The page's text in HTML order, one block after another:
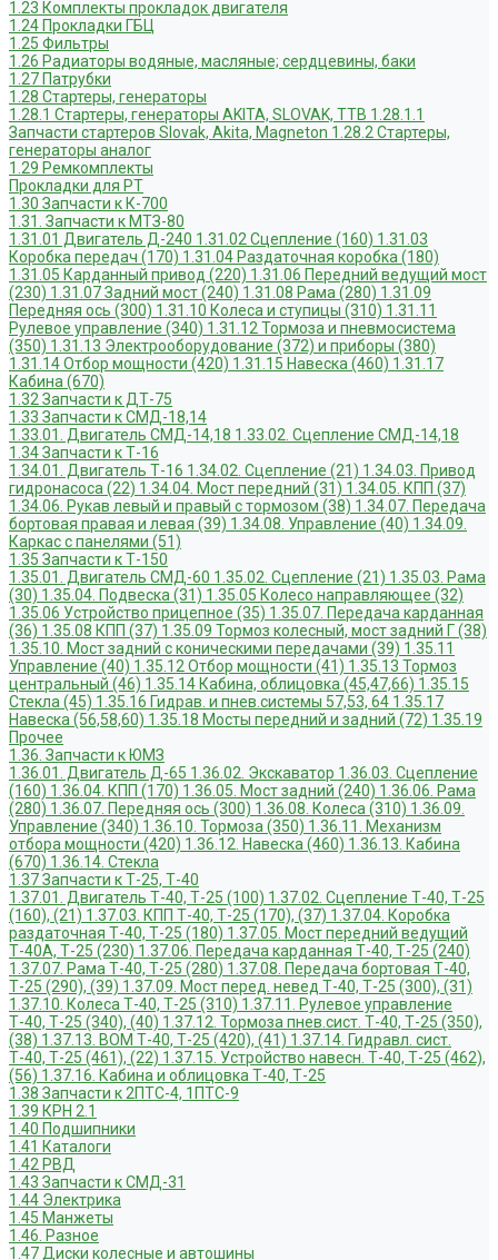
1.23 Комплекты прокладок двигателя
1.24 Прокладки ГБЦ
1.25 Фильтры
1.26 Радиаторы водяные, масляные; сердцевины, баки
1.27 Патрубки
1.28 Стартеры, генераторы
1.28.1 Стартеры, генераторы AKITA, SLOVAK, ТТВ 1.28.1.1
Запчасти стартеров Slovak, Akita, Magneton 1.28.2 Стартеры,
генераторы аналог
1.29 Ремкомплекты
Прокладки для РТ
1.30 Запчасти к К-700
1.31. Запчасти к МТЗ-80
1.31.01 Двигатель Д-240 1.31.02 Сцепление (160) 1.31.03
Коробка передач (170) 1.31.04 Раздаточная коробка (180)
1.31.05 Карданный привод (220) 1.31.06 Передний ведущий мост
(230) 1.31.07 Задний мост (240) 1.31.08 Рама (280) 1.31.09
Передняя ось (300) 1.31.10 Колеса и ступицы (310) 1.31.11
Рулевое управление (340) 1.31.12 Тормоза и пневмосистема
(350) 1.31.13 Электрооборудование (372) и приборы (380)
1.31.14 Отбор мощности (420) 1.31.15 Навеска (460) 1.31.17
Кабина (670)
1.32 Запчасти к ДТ-75
1.33 Запчасти к СМД-18,14
1.33.01. Двигатель СМД-14,18 1.33.02. Сцепление СМД-14,18
1.34 Запчасти к Т-16
1.34.01. Двигатель Т-16 1.34.02. Сцепление (21) 1.34.03. Привод
гидронасоса (22) 1.34.04. Мост передний (31) 1.34.05. КПП (37)
1.34.06. Рукав левый и правый с тормозом (38) 1.34.07. Передача
бортовая правая и левая (39) 1.34.08. Управление (40) 1.34.09.
Каркас с панелями (51)
1.35 Запчасти к Т-150
1.35.01. Двигатель СМД-60 1.35.02. Сцепление (21) 1.35.03. Рама
(30) 1.35.04. Подвеска (31) 1.35.05 Колесо направляющее (32)
1.35.06 Устройство прицепное (35) 1.35.07. Передача карданная
(36) 1.35.08 КПП (37) 1.35.09 Тормоз колесный, мост задний Г (38)
1.35.10. Мост задний с коническими передачами (39) 1.35.11
Управление (40) 1.35.12 Отбор мощности (41) 1.35.13 Тормоз
центральный (46) 1.35.14 Кабина, облицовка (45,47,66) 1.35.15
Стекла (45) 1.35.16 Гидрав. и пнев.системы 57,53, 64 1.35.17
Навеска (56,58,60) 1.35.18 Мосты передний и задний (72) 1.35.19
Прочее
1.36. Запчасти к ЮМЗ
1.36.01. Двигатель Д-65 1.36.02. Экскаватор 1.36.03. Сцепление
(160) 1.36.04. КПП (170) 1.36.05. Мост задний (240) 1.36.06. Рама
(280) 1.36.07. Передняя ось (300) 1.36.08. Колеса (310) 1.36.09.
Управление (340) 1.36.10. Тормоза (350) 1.36.11. Механизм
отбора мощности (420) 1.36.12. Навеска (460) 1.36.13. Кабина
(670) 1.36.14. Стекла
1.37 Запчасти к Т-25, Т-40
1.37.01. Двигатель Т-40, Т-25 (100) 1.37.02. Сцепление Т-40, Т-25
(160), (21) 1.37.03. КПП Т-40, Т-25 (170), (37) 1.37.04. Коробка
раздаточная Т-40, Т-25 (180) 1.37.05. Мост передний ведущий
Т-40А, Т-25 (230) 1.37.06. Передача карданная Т-40, Т-25 (240)
1.37.07. Рама Т-40, Т-25 (280) 1.37.08. Передача бортовая Т-40,
Т-25 (290), (39) 1.37.09. Мост перед. невед Т-40, Т-25 (300), (31)
1.37.10. Колеса Т-40, Т-25 (310) 1.37.11. Рулевое управление
Т-40, Т-25 (340), (40) 1.37.12. Тормоза пнев.сист. Т-40, Т-25 (350),
(38) 1.37.13. ВОМ Т-40, Т-25 (420), (41) 1.37.14. Гидравл. сист.
Т-40, Т-25 (461), (22) 1.37.15. Устройство навесн. Т-40, Т-25 (462),
(56) 1.37.16. Кабина и облицовка Т-40, Т-25
1.38 Запчасти к 2ПТС-4, 1ПТС-9
1.39 КРН 2.1
1.40 Подшипники
1.41 Каталоги
1.42 РВД
1.43 Запчасти к СМД-31
1.44 Электрика
1.45 Манжеты
1.46. Разное
1.47 Диски колесные и автошины